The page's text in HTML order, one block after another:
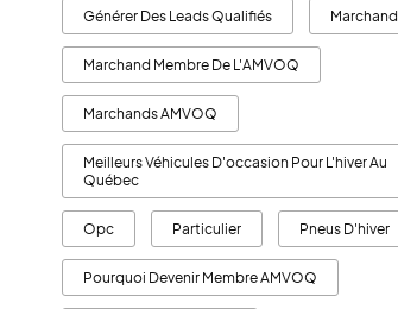
Générer Des Leads Qualifiés Marchand
Marchand Membre De L'AMVOQ
Marchands AMVOQ
Meilleurs Véhicules D'occasion Pour L'hiver Au
Québec
Opc Particulier Pneus D'hiver
Pourquoi Devenir Membre AMVOQ